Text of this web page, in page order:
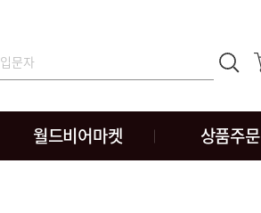
월드비어마켓 상품주문